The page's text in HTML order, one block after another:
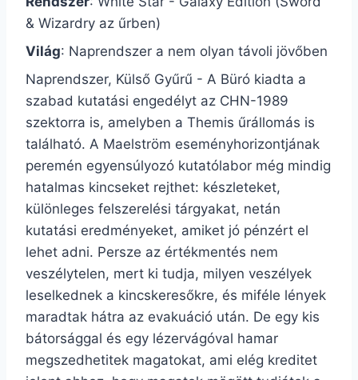
& Wizardry az űrben)
Világ: Naprendszer a nem olyan távoli jövőben
Naprendszer, Külső Gyűrű - A Büró kiadta a
szabad kutatási engedélyt az CHN-1989
szektorra is, amelyben a Themis űrállomás is
található. A Maelström eseményhorizontjának
peremén egyensúlyozó kutatólabor még mindig
hatalmas kincseket rejthet: készleteket,
különleges felszerelési tárgyakat, netán
kutatási eredményeket, amiket jó pénzért el
lehet adni. Persze az értékmentés nem
veszélytelen, mert ki tudja, milyen veszélyek
leselkednek a kincskeresőkre, és miféle lények
maradtak hátra az evakuáció után. De egy kis
bátorsággal és egy lézervágóval hamar
megszedhetitek magatokat, ami elég kreditet